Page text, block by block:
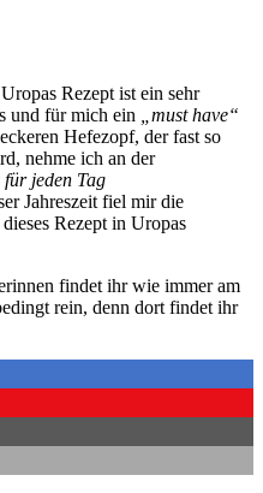
Rezept ist ein sehr
und für mich ein
„must have“
Hefezopf, der fast so
nehme ich an der
für jeden Tag
Jahreszeit fiel mir die
Rezept in Uropas
findet ihr wie immer am
rein, denn dort findet ihr